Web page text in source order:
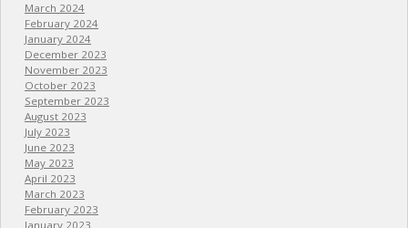
March 2024
February 2024
January 2024
December 2023
November 2023
October 2023
September 2023
August 2023
July 2023
June 2023
May 2023
April 2023
March 2023
February 2023
January 2023